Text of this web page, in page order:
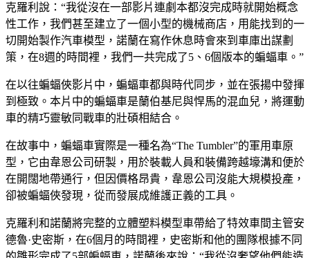
克羅利說：“我從沒在一部影片連劇本都沒完成時就開始概念
性工作，我們甚至建立了一個小型的機械商店，用能找到的一
切開始製作汽車模型，諾蘭在寫作休息時會來到車庫出謀劃
策，在8週的時間裡，我們一共完成了5、6個版本的蝙蝠車。”
在以往蝙蝠俠影片中，蝙蝠車都與時代同步，並在張揚中發揮
到極致。本片中的蝙蝠車是蘭伯基尼與悍馬的混血兒，將運動
車的精巧靈敏同戰車的壯碩相結合。
在故事中，蝙蝠車實際是一種名為“The Tumbler”的軍用車原
型，它由韋恩公司研製，用於裝載人員和裝備跨越壕溝和便於
在開闊地帶通行，但因價格昂貴，韋恩公司沒能大規模投產，
卻被蝙蝠俠發現，從而發展成維護正義的工具。
克羅利和諾蘭將完整的立體塑料模型車帶給了特效車間主管安
德魯·史密斯，在6個月的時間裡，史密斯和他的團隊根據不同